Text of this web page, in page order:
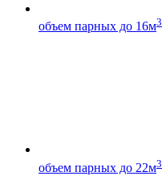
объем парных до 16м3
объем парных до 22м3